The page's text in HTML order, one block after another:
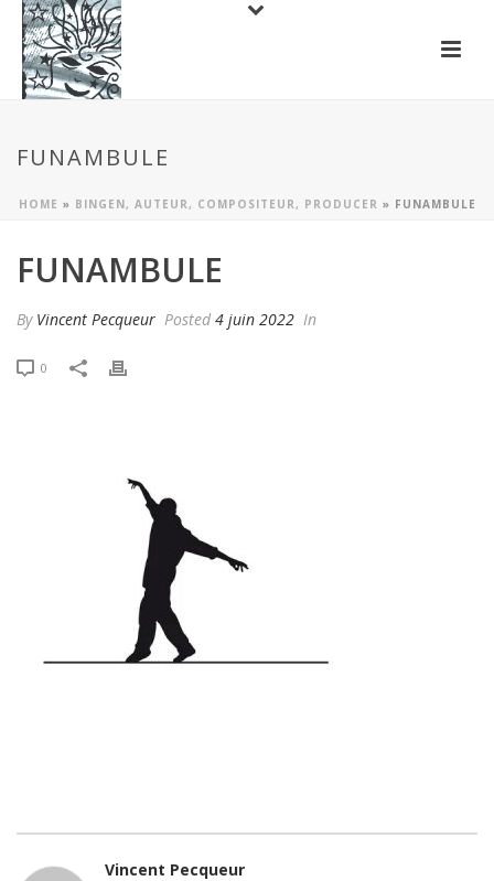
FUNAMBULE
HOME » BINGEN, AUTEUR, COMPOSITEUR, PRODUCER » FUNAMBULE
FUNAMBULE
By Vincent Pecqueur Posted 4 juin 2022 In
0
Vincent Pecqueur